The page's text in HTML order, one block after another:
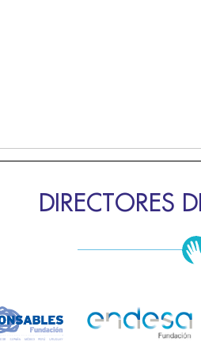
DIRECTORES